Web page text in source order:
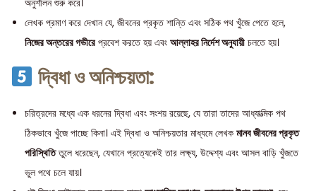
অনুশীলন শুরু করে।
লেখক প্রমাণ করে দেখান যে, জীবনের প্রকৃত শান্তি এবং সঠিক পথ খুঁজে পেতে হলে,
নিজের অন্তরের গভীরে প্রবেশ করতে হয় এবং আল্লাহর নির্দেশ অনুযায়ী চলতে হয়।
দ্বিধা ও অনিশ্চয়তা:
চরিত্রদের মধ্যে এক ধরনের দ্বিধা এবং সংশয় রয়েছে, যে তারা তাদের আধ্যাত্মিক পথ
ঠিকভাবে খুঁজে পাচ্ছে কিনা। এই দ্বিধা ও অনিশ্চয়তার মাধ্যমে লেখক মানব জীবনের প্রকৃত
পরিস্থিতিতুলে ধরেছেন, যেখানে প্রত্যেকেই তার লক্ষ্য, উদ্দেশ্য এবং আসল বাড়ি খুঁজতে
ভুল পথে চলে যায়।